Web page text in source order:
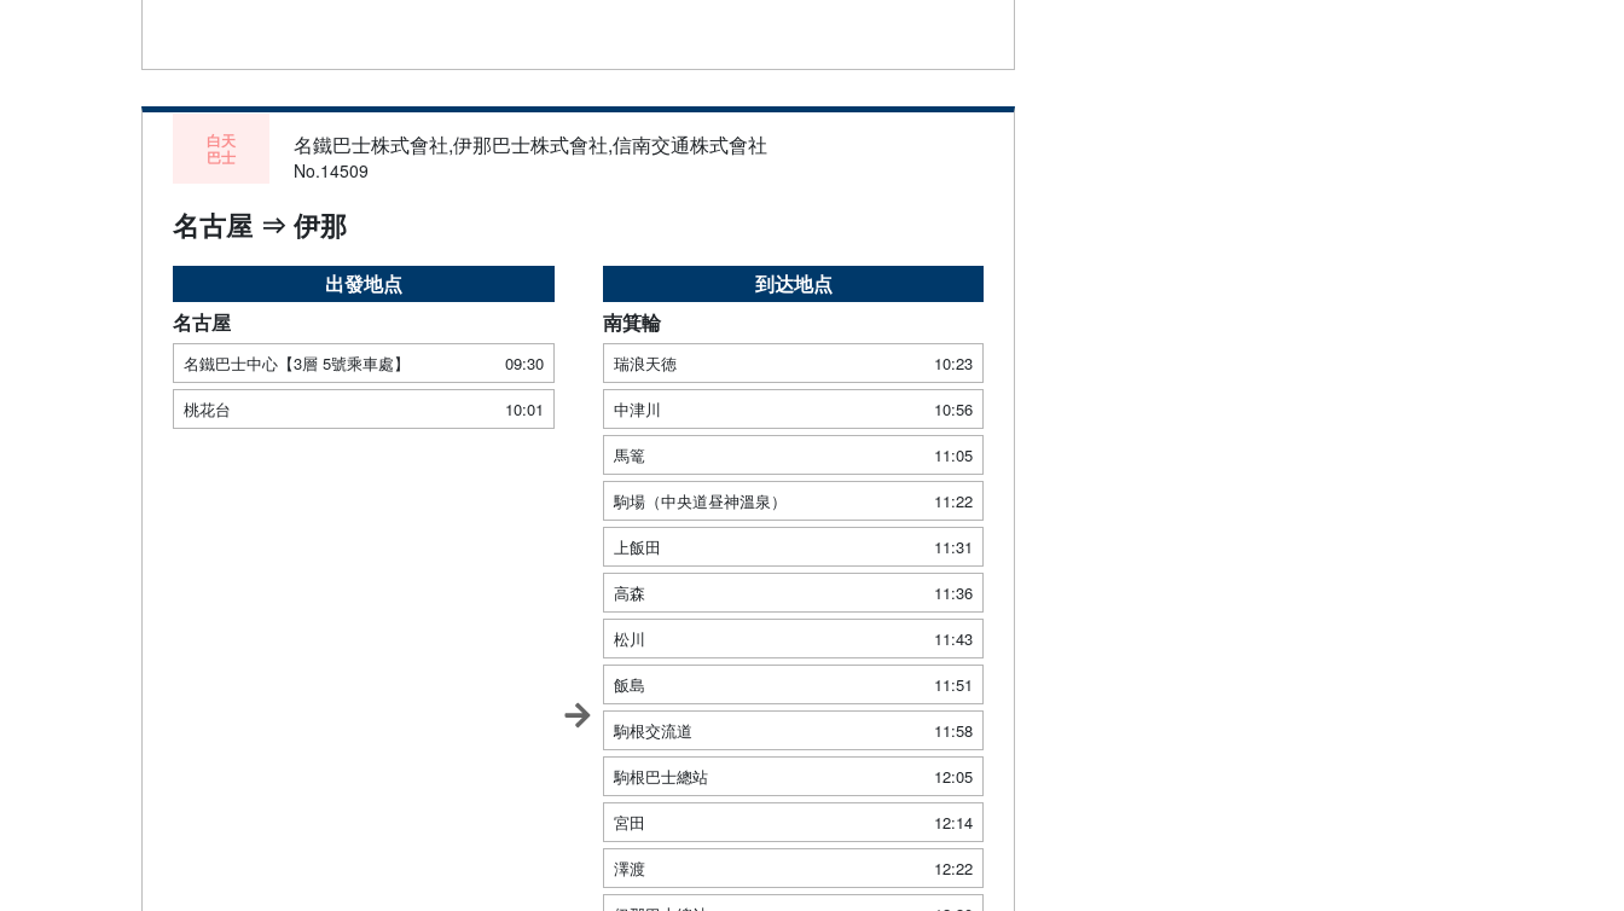
白天
巴士 名鐵巴士株式會社,伊那巴士株式會社,信南交通株式會社
No.14509
名古屋 ⇒ 伊那
出發地点
名古屋
名鐵巴士中心【3層 5號乘車處】
09:30
桃花台
10:01
到达地点
南箕輪
瑞浪天徳
10:23
中津川
10:56
馬篭
11:05
駒場（中央道昼神溫泉）
11:22
上飯田
11:31
高森
11:36
松川
11:43
飯島
11:51
駒根交流道
11:58
駒根巴士總站
12:05
宮田
12:14
澤渡
12:22